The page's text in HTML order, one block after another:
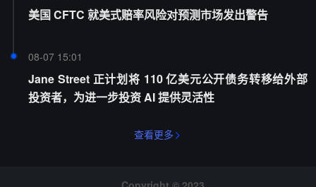
美国 CFTC 就美式赔率风险对预测市场发出警告
08-07 15:01
Jane Street 正计划将 110 亿美元公开债务转移给外部
投资者，为进一步投资 AI 提供灵活性
查看更多